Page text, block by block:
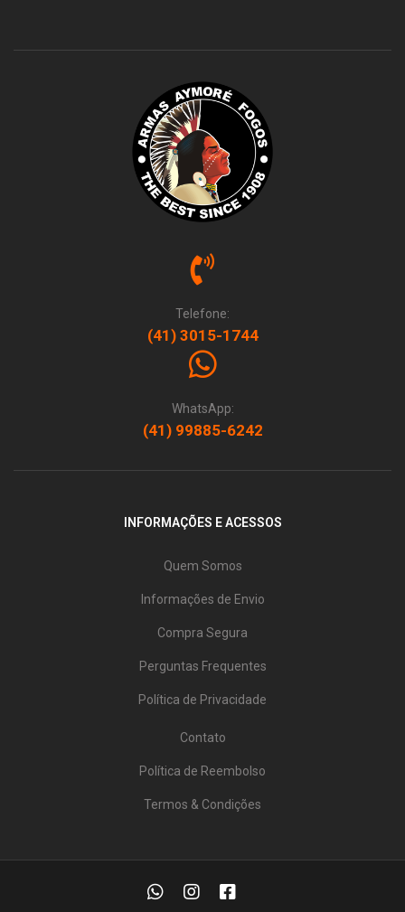
Telefone:
(41) 3015-1744
WhatsApp:
(41) 99885-6242
INFORMAÇÕES E ACESSOS
Quem Somos
Informações de Envio
Compra Segura
Perguntas Frequentes
Política de Privacidade
Contato
Política de Reembolso
Termos & Condições